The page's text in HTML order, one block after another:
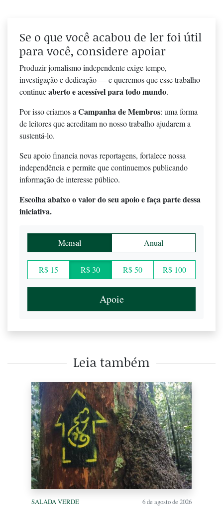
Se o que você acabou de ler foi útil
para você, considere apoiar
Produzir jornalismo independente exige tempo,
investigação e dedicação — e queremos que esse trabalho
continueaberto e acessível para todo mundo.
Por isso criamos aCampanha de Membros: uma forma
de leitores que acreditam no nosso trabalho ajudarem a
sustentá-lo.
Seu apoio financia novas reportagens, fortalece nossa
independência e permite que continuemos publicando
informação de interesse público.
Escolha abaixo o valor do seu apoio e faça parte dessa
iniciativa.
Mensal Anual
R$ 15 R$ 30 R$ 50 R$ 100
Apoie
Leia também
SALADA VERDE 6 de agosto de 2026